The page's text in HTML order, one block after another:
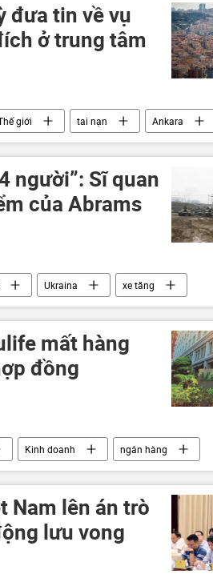
đưa tin về vụ
ở trung tâm
giới tai nạn
Ankara
người”: Sĩ quan
của Abrams
Ukraina
xe tăng
phương Tây
Hoa Kỳ
mất hàng
đồng
Kinh doanh
ngân hàng
Nam lên án trò
lưu vong